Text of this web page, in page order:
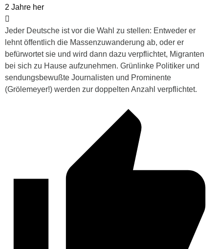
2 Jahre her
Jeder Deutsche ist vor die Wahl zu stellen: Entweder er
lehnt öffentlich die Massenzuwanderung ab, oder er
befürwortet sie und wird dann dazu verpflichtet, Migranten
bei sich zu Hause aufzunehmen. Grünlinke Politiker und
sendungsbewußte Journalisten und Prominente
(Grölemeyer!) werden zur doppelten Anzahl verpflichtet.